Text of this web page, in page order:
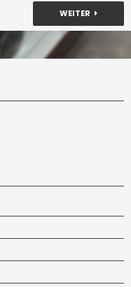
WEITER